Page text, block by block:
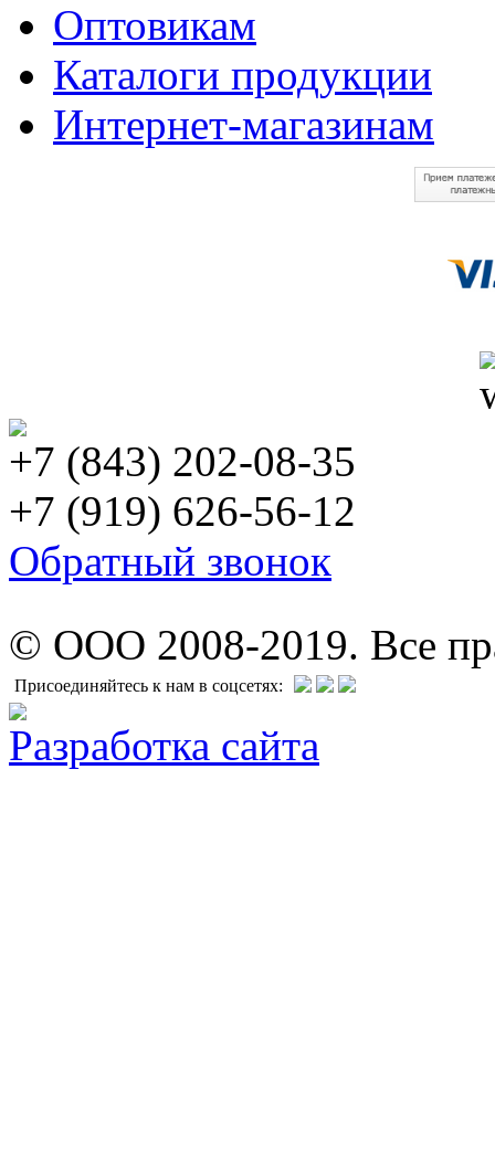
Оптовикам
Каталоги продукции
Интернет-магазинам
+7 (843) 202-08-35
+7 (919) 626-56-12
Обратный звонок
© ООО 2008-2019. Все
Присоединяйтесь к нам в соцсетях:
Разработка сайта